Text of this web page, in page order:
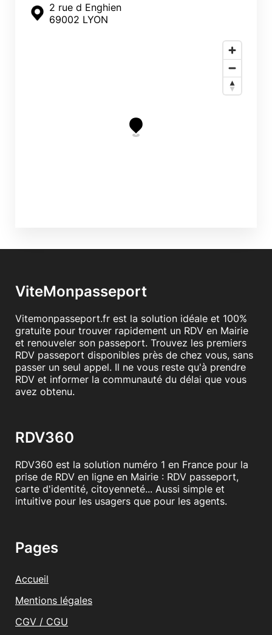
2 rue d Enghien
69002 LYON
ViteMonpasseport
Vitemonpasseport.fr est la solution idéale et 100%
gratuite pour trouver rapidement un RDV en Mairie
et renouveler son passeport. Trouvez les premiers
RDV passeport disponibles près de chez vous, sans
passer un seul appel. Il ne vous reste qu'à prendre
RDV et informer la communauté du délai que vous
avez obtenu.
RDV360
RDV360 est la solution numéro 1 en France pour la
prise de RDV en ligne en Mairie : RDV passeport,
carte d'identité, citoyenneté... Aussi simple et
intuitive pour les usagers que pour les agents.
Pages
Accueil
Mentions légales
CGV / CGU